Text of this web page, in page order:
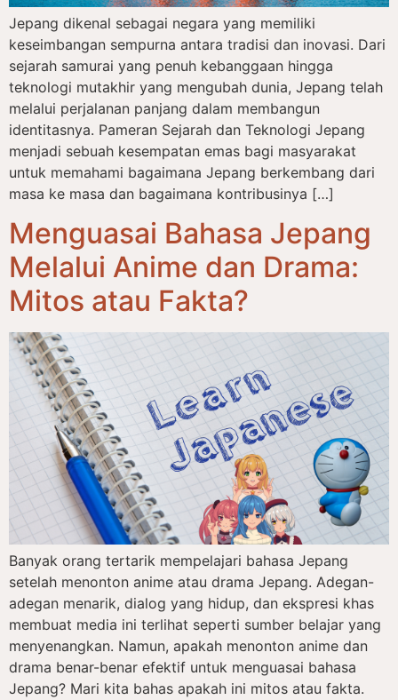
Jepang dikenal sebagai negara yang memiliki
keseimbangan sempurna antara tradisi dan inovasi. Dari
sejarah samurai yang penuh kebanggaan hingga
teknologi mutakhir yang mengubah dunia, Jepang telah
melalui perjalanan panjang dalam membangun
identitasnya. Pameran Sejarah dan Teknologi Jepang
menjadi sebuah kesempatan emas bagi masyarakat
untuk memahami bagaimana Jepang berkembang dari
masa ke masa dan bagaimana kontribusinya […]
Menguasai Bahasa Jepang
Melalui Anime dan Drama:
Mitos atau Fakta?
Banyak orang tertarik mempelajari bahasa Jepang
setelah menonton anime atau drama Jepang. Adegan-
adegan menarik, dialog yang hidup, dan ekspresi khas
membuat media ini terlihat seperti sumber belajar yang
menyenangkan. Namun, apakah menonton anime dan
drama benar-benar efektif untuk menguasai bahasa
Jepang? Mari kita bahas apakah ini mitos atau fakta.